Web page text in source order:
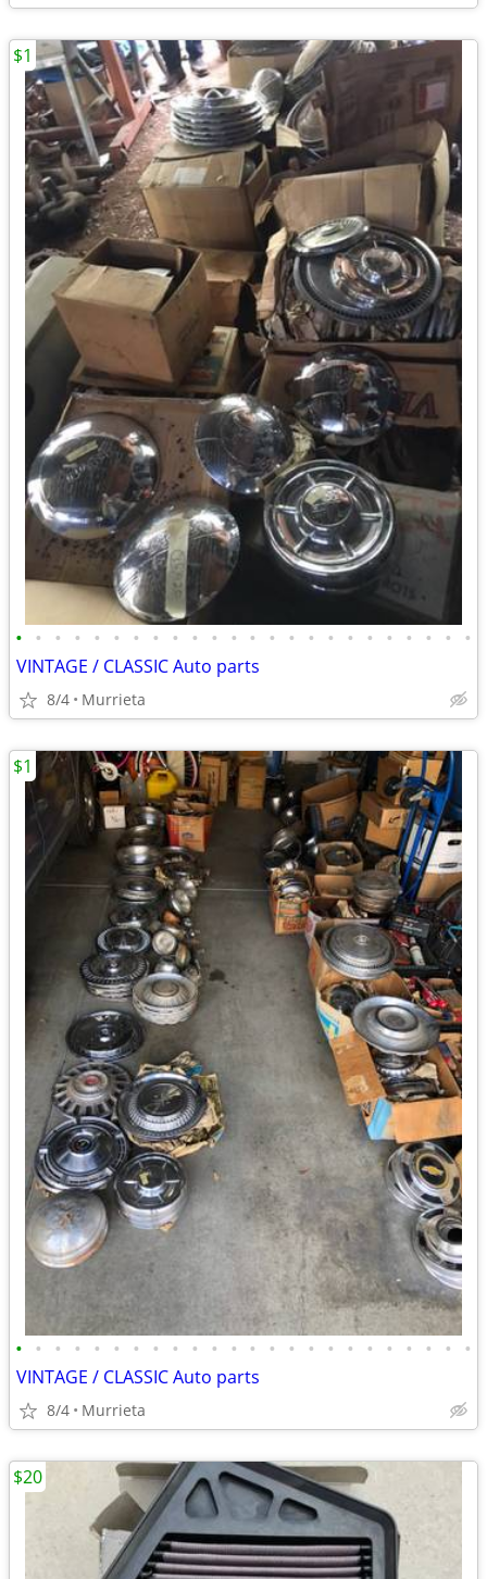
• • • • • • • • • • • • • • • • • • • • • • • •
VINTAGE / CLASSIC Auto parts
8/4 Murrieta
$1
• • • • • • • • • • • • • • • • • • • • • • • •
VINTAGE / CLASSIC Auto parts
8/4 Murrieta
$1
$20